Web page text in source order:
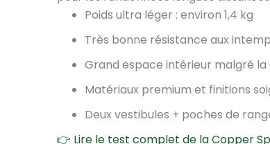
Poids ultra léger : environ 1,4 kg
Très bonne résistance aux
Grand espace intérieur malgré
Matériaux premium et finitions
Deux vestibules + poches de
👉 Lire le test complet de la Copper